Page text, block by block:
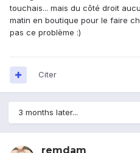
touchais... mais du côté droit
matin en boutique pour le faire
pas ce problème :)
Citer
3 months later...
remdam